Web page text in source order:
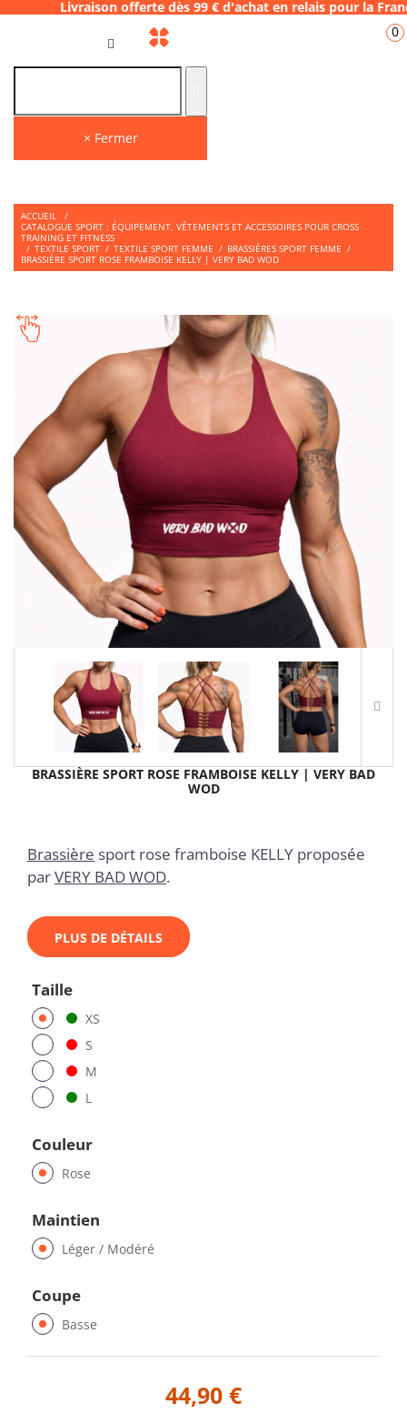
offerte dès 99 € d'achat en relais
× Fermer
0
ACCUEIL
/
CATALOGUE SPORT : ÉQUIPEMENT, VÊTEMENTS ET ACCESSOIRES POUR CROSS
TRAINING ET FITNESS
/ TEXTILE SPORT / TEXTILE SPORT FEMME / BRASSIÈRES SPORT FEMME /
BRASSIÈRE SPORT ROSE FRAMBOISE KELLY | VERY BAD WOD
BRASSIÈRE SPORT ROSE FRAMBOISE KELLY | VERY BAD
WOD
Brassière sport rose framboise KELLY proposée
parVERY BAD WOD.
PLUS DE DÉTAILS
Taille
XS
S
M
L
Couleur
Rose
Maintien
Léger / Modéré
Coupe
Basse
44,90 €